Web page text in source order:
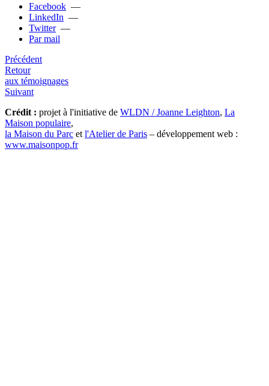
Facebook —
LinkedIn —
Twitter—
Par mail
Précédent
Retour
aux témoignages
Suivant
Crédit : projet à l'initiative de WLDN / Joanne Leighton, La
Maison populaire,
la Maison du Parc et l'Atelier de Paris – développement web :
www.maisonpop.fr